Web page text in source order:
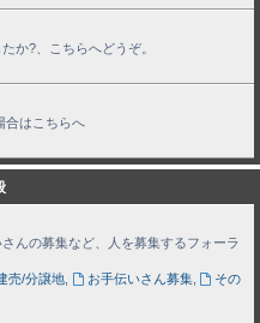
か?、こちらへどうぞ。
合はこちらへ
んの募集など、人を募集するフォーラ
売/分譲地, お手伝いさん募集,
その